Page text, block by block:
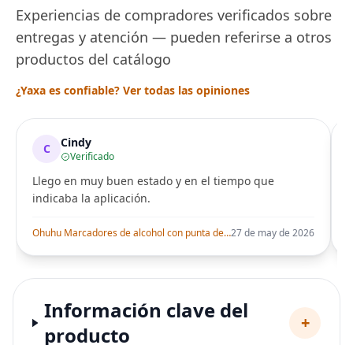
Experiencias de compradores verificados sobre
entregas y atención — pueden referirse a otros
productos del catálogo
¿Yaxa es confiable? Ver todas las opiniones
C Cindy
Verificado
Llego en muy buen estado y en el tiempo que
indicaba la aplicación.
Ohuhu Marcadores de alcohol con punta de pincel – Juego de marcadores artísticos de doble punta con certificación AP para artistas adultos27 de may de 2026
Información clave del
producto
+